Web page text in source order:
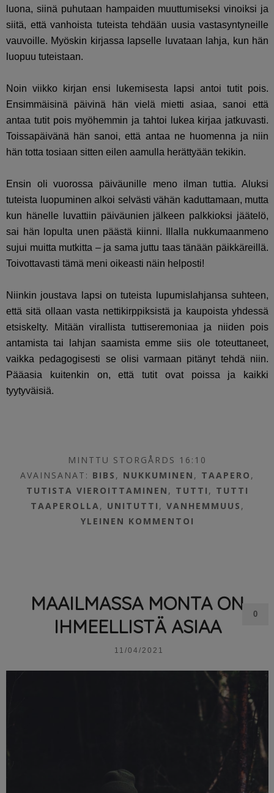
luona, siinä puhutaan hampaiden muuttumiseksi vinoiksi ja
siitä, että vanhoista tuteista tehdään uusia vastasyntyneille
vauvoille. Myöskin kirjassa lapselle luvataan lahja, kun hän
luopuu tuteistaan.
Noin viikko kirjan ensi lukemisesta lapsi antoi tutit pois.
Ensimmäisinä päivinä hän vielä mietti asiaa, sanoi että
antaa tutit pois myöhemmin ja tahtoi lukea kirjaa jatkuvasti.
Toissapäivänä hän sanoi, että antaa ne huomenna ja niin
hän totta tosiaan sitten eilen aamulla herättyään tekikin.
Ensin oli vuorossa päiväunille meno ilman tuttia. Aluksi
tuteista luopuminen alkoi selvästi vähän kaduttamaan, mutta
kun hänelle luvattiin päiväunien jälkeen palkkioksi jäätelö,
sai hän lopulta unen päästä kiinni. Illalla nukkumaanmeno
sujui muitta mutkitta – ja sama juttu taas tänään päikkäreillä.
Toivottavasti tämä meni oikeasti näin helposti!
Niinkin joustava lapsi on tuteista lupumislahjansa suhteen,
että sitä ollaan vasta nettikirppiksistä ja kaupoista yhdessä
etsiskelty. Mitään virallista tuttiseremoniaa ja niiden pois
antamista tai lahjan saamista emme siis ole toteuttaneet,
vaikka pedagogisesti se olisi varmaan pitänyt tehdä niin.
Pääasia kuitenkin on, että tutit ovat poissa ja kaikki
tyytyväisiä.
MINTTU STORGÅRDS 16:10
AVAINSANAT: BIBS , NUKKUMINEN , TAAPERO ,
TUTISTA VIEROITTAMINEN , TUTTI , TUTTI
TAAPEROLLA , UNITUTTI , VANHEMMUUS ,
YLEINEN KOMMENTOI
MAAILMASSA MONTA ON
IHMEELLISTÄ ASIAA
11/04/2021
0